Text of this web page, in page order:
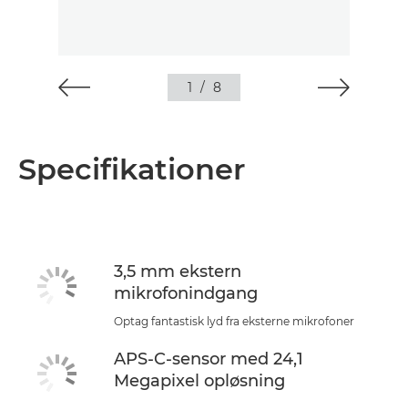
1 / 8
Specifikationer
3,5 mm ekstern
mikrofonindgang
Optag fantastisk lyd fra eksterne mikrofoner
APS-C-sensor med 24,1
Megapixel opløsning